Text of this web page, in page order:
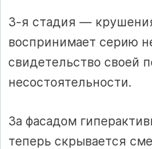
3-я стадия —
воспринимает серию
свидетельство своей
несостоятельности.
За фасадом
теперь скрывается